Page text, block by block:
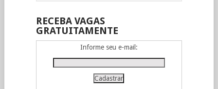
RECEBA VAGAS
GRATUITAMENTE
Informe seu e-mail: